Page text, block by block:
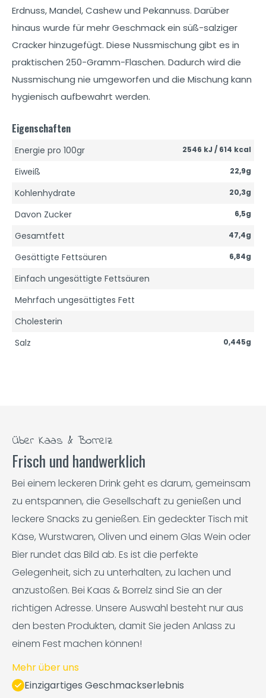
Erdnuss, Mandel, Cashew und Pekannuss. Darüber
hinaus wurde für mehr Geschmack ein süß-salziger
Cracker hinzugefügt. Diese Nussmischung gibt es in
praktischen 250-Gramm-Flaschen. Dadurch wird die
Nussmischung nie umgeworfen und die Mischung kann
hygienisch aufbewahrt werden.
Eigenschaften
Energie pro 100gr 2546 kJ / 614 kcal
Eiweiß 22,9g
Kohlenhydrate 20,3g
Davon Zucker 6,5g
Gesamtfett 47,4g
Gesättigte Fettsäuren 6,84g
Einfach ungesättigte Fettsäuren
Mehrfach ungesättigtes Fett
Cholesterin
Salz
0,445g
Über Kaas & Borrelz
Frisch und handwerklich
Bei einem leckeren Drink geht es darum, gemeinsam
zu entspannen, die Gesellschaft zu genießen und
leckere Snacks zu genießen. Ein gedeckter Tisch mit
Käse, Wurstwaren, Oliven und einem Glas Wein oder
Bier rundet das Bild ab. Es ist die perfekte
Gelegenheit, sich zu unterhalten, zu lachen und
anzustoßen. Bei Kaas & Borrelz sind Sie an der
richtigen Adresse. Unsere Auswahl besteht nur aus
den besten Produkten, damit Sie jeden Anlass zu
einem Fest machen können!
Mehr über uns
Einzigartiges Geschmackserlebnis